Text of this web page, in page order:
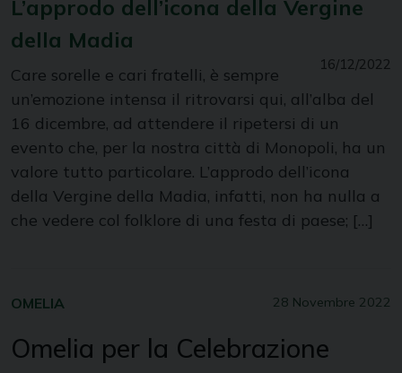
L’approdo dell’icona della Vergine
della Madia
16/12/2022
Care sorelle e cari fratelli, è sempre
un’emozione intensa il ritrovarsi qui, all’alba del
16 dicembre, ad attendere il ripetersi di un
evento che, per la nostra città di Monopoli, ha un
valore tutto particolare. L’approdo dell’icona
della Vergine della Madia, infatti, non ha nulla a
che vedere col folklore di una festa di paese; […]
28 Novembre 2022
OMELIA
Omelia per la Celebrazione